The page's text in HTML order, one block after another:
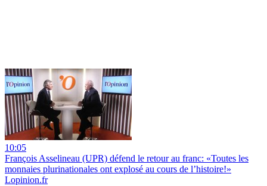
10:05
François Asselineau (UPR) défend le retour au franc: «Toutes les
monnaies plurinationales ont explosé au cours de l’histoire!»
Lopinion.fr